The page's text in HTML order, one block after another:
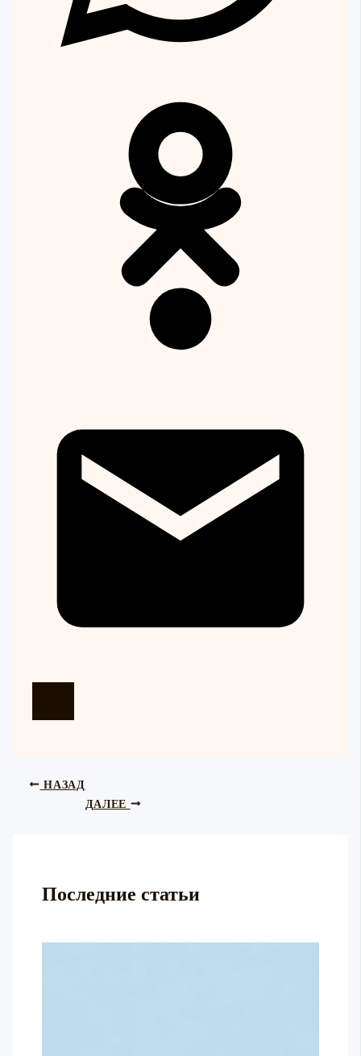
НАЗАД
ДАЛЕЕ
Последние статьи